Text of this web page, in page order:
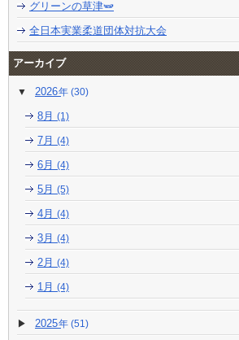
グリーンの草津🫛
全日本実業柔道団体対抗大会
アーカイブ
2026 (30)
8月 (1)
7月 (4)
6月 (4)
5月 (5)
4月 (4)
3月 (4)
2月 (4)
1月 (4)
2025 (51)